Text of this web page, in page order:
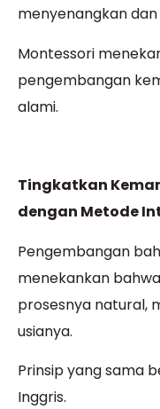
menyenangkan
Montessori
pengembangan
alami.
Tingkatkan
dengan Metode
Pengembangan
menekankan
prosesnya natural,
usianya.
Prinsip yang sama
Inggris.